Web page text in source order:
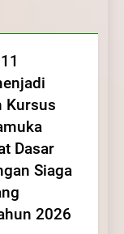
Kursus
Dasar
Siaga
2026